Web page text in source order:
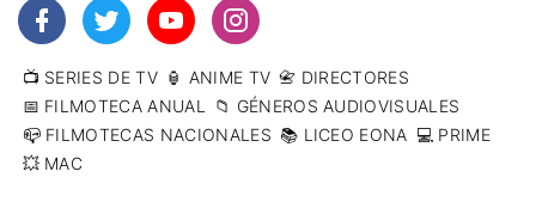
📺 SERIES DE TV 🏮 ANIME TV 📇 DIRECTORES
📅 FILMOTECA ANUAL
📁 GÉNEROS AUDIOVISUALES
📪 FILMOTECAS NACIONALES 📚 LICEO EONA 💻 PRIME
💥 MAC